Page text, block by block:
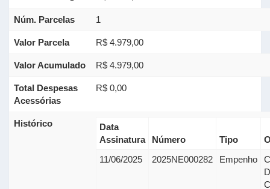
Núm. Parcelas 1
Valor Parcela R$ 4.979,00
Valor Acumulado R$ 4.979,00
Total Despesas
Acessórias
R$ 0,00
Histórico
Data
Assinatura
Número Tipo
11/06/2025
2025NE000282 Empenho